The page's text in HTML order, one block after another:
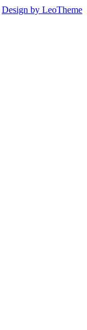
Design by LeoTheme